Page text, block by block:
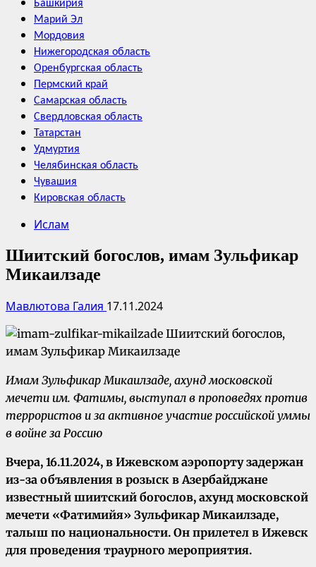
Башкирия
Марий Эл
Мордовия
Нижегородская область
Оренбургская область
Пермский край
Самарская область
Свердловская область
Татарстан
Удмуртия
Челябинская область
Чувашия
Кировская область
Ислам
Шиитский богослов, имам Зульфикар
Микаилзаде
Мавлютова Галия 17.11.2024
Имам Зульфикар Микаилзаде, ахунд московской
мечети им. Фатимы, выступал в проповедях против
террористов и за активное участие российской уммы
в войне за Россию
Вчера, 16.11.2024, в Ижевском аэропорту задержан
из-за объявления в розыск в Азербайджане
известный шиитский богослов, ахунд московской
мечети «Фатимийя» Зульфикар Микаилзаде,
талыш по национальности. Он прилетел в Ижевск
для проведения траурного мероприятия.